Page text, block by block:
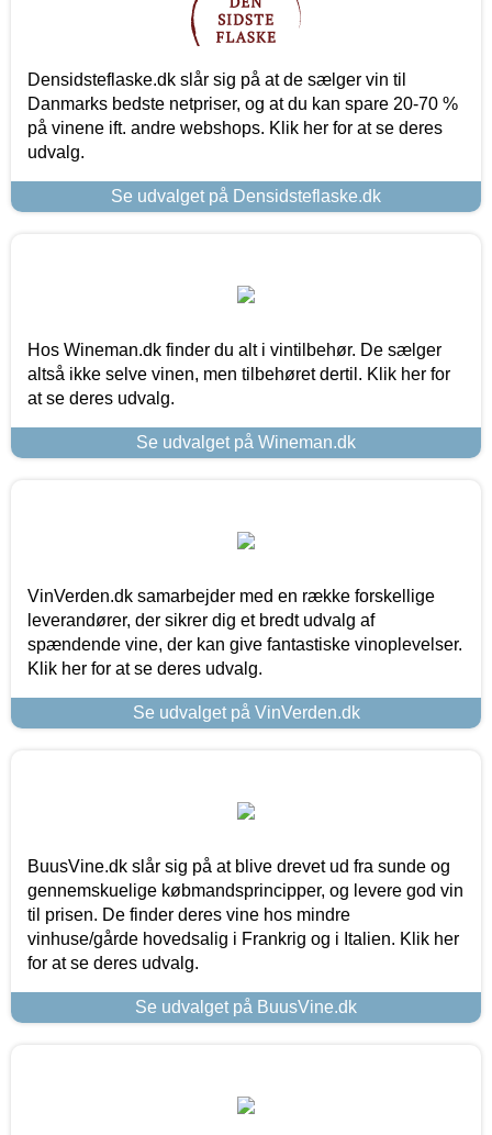
Densidsteflaske.dk slår sig på at de sælger vin til
Danmarks bedste netpriser, og at du kan spare 20-70 %
på vinene ift. andre webshops. Klik her for at se deres
udvalg.
Se udvalget på Densidsteflaske.dk
Hos Wineman.dk finder du alt i vintilbehør. De sælger
altså ikke selve vinen, men tilbehøret dertil. Klik her for
at se deres udvalg.
Se udvalget på Wineman.dk
VinVerden.dk samarbejder med en række forskellige
leverandører, der sikrer dig et bredt udvalg af
spændende vine, der kan give fantastiske vinoplevelser.
Klik her for at se deres udvalg.
Se udvalget på VinVerden.dk
BuusVine.dk slår sig på at blive drevet ud fra sunde og
gennemskuelige købmandsprincipper, og levere god vin
til prisen. De finder deres vine hos mindre
vinhuse/gårde hovedsalig i Frankrig og i Italien. Klik her
for at se deres udvalg.
Se udvalget på BuusVine.dk